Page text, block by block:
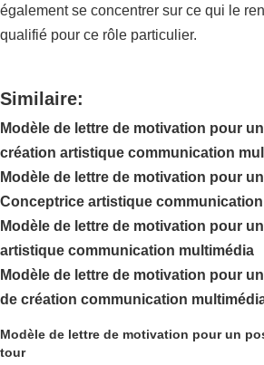
également se concentrer sur ce qui le
qualifié pour ce rôle particulier.
Similaire:
Modèle de lettre de motivation pour
création artistique communication
Modèle de lettre de motivation pour
Conceptrice artistique
Modèle de lettre de motivation pour
artistique communication multimédia
Modèle de lettre de motivation pour
de création communication
Modèle de lettre de motivation pour un
tour